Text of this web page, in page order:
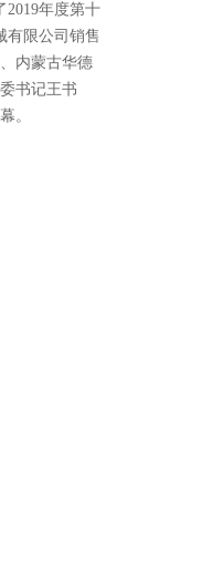
年度第十
有限公司销售
内蒙古华德
书记王书
。